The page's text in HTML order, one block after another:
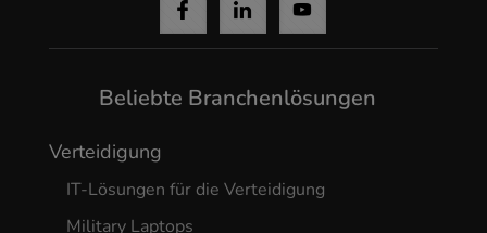
Yes, I agree
Beliebte Branchenlösungen
Verteidigung
IT-Lösungen für die Verteidigung
Military Laptops